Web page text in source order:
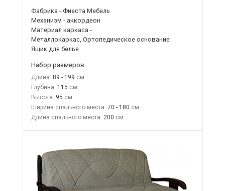
Фабрика - Фиеста Мебель
Механизм - аккордеон
Материал каркаса -
Металлокаркас, Ортопедическое основание
Ящик для белья
Набор размеров
Длина: 89 - 199
Глубина: 115
Высота: 95
Ширина спального места: 70 - 180
Длина спального места: 200